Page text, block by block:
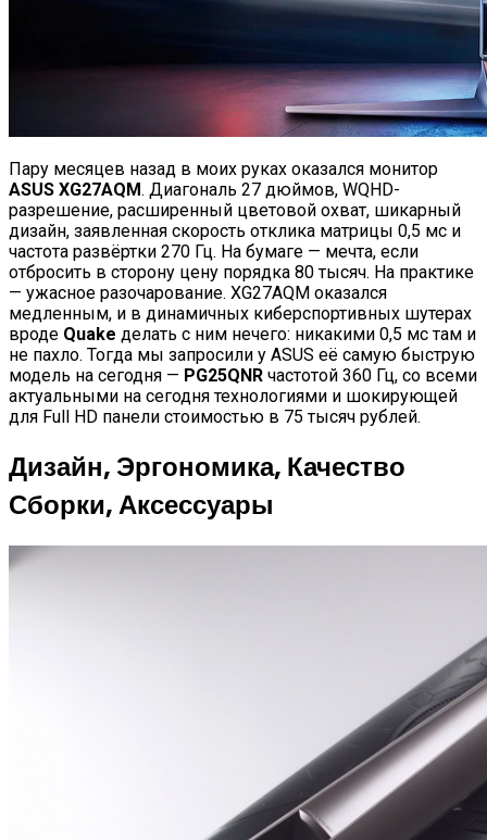
Пару месяцев назад в моих руках оказался монитор
ASUS XG27AQM. Диагональ 27 дюймов, WQHD-
разрешение, расширенный цветовой охват, шикарный
дизайн, заявленная скорость отклика матрицы 0,5 мс и
частота развёртки 270 Гц. На бумаге — мечта, если
отбросить в сторону цену порядка 80 тысяч. На практике
— ужасное разочарование. XG27AQM оказался
медленным, и в динамичных киберспортивных шутерах
вроде Quake делать с ним нечего: никакими 0,5 мс там и
не пахло. Тогда мы запросили у ASUS её самую быструю
модель на сегодня — PG25QNR частотой 360 Гц, со всеми
актуальными на сегодня технологиями и шокирующей
для Full HD панели стоимостью в 75 тысяч рублей.
Дизайн, Эргономика, Качество
Сборки, Аксессуары